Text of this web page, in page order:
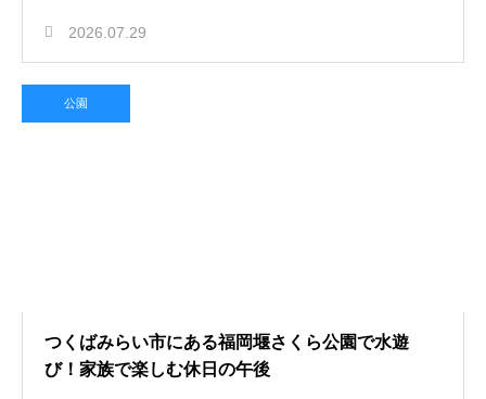
2026.07.29
公園
つくばみらい市にある福岡堰さくら公園で水遊
び！家族で楽しむ休日の午後